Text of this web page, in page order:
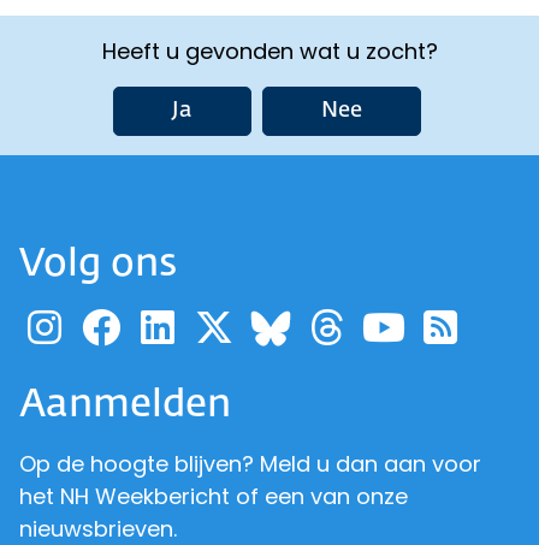
Heeft u gevonden wat u zocht?
Ja Nee
Volg ons
Ga naar de pagina van
Ga naar de pagina
Ga naar de
Ga naar de
Ga naar de
Ga naar
Ga
Aanmelden
Op de hoogte blijven? Meld u dan aan voor
het NH Weekbericht of een van onze
nieuwsbrieven.